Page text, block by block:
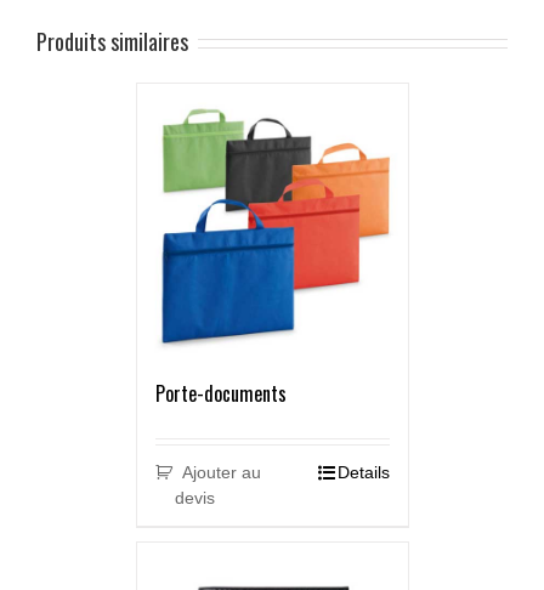
Produits similaires
Porte-documents
Ajouter au
devis
Details